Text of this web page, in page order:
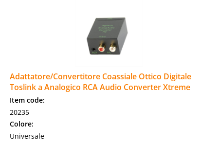
Adattatore/Convertitore Coassiale Ottico Digitale
Toslink a Analogico RCA Audio Converter Xtreme
Item code:
20235
Colore:
Universale